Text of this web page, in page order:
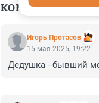
КОММЕНТАРИИ
Игорь Протасов
15 мая 2025, 19:22
Дедушка - бывший